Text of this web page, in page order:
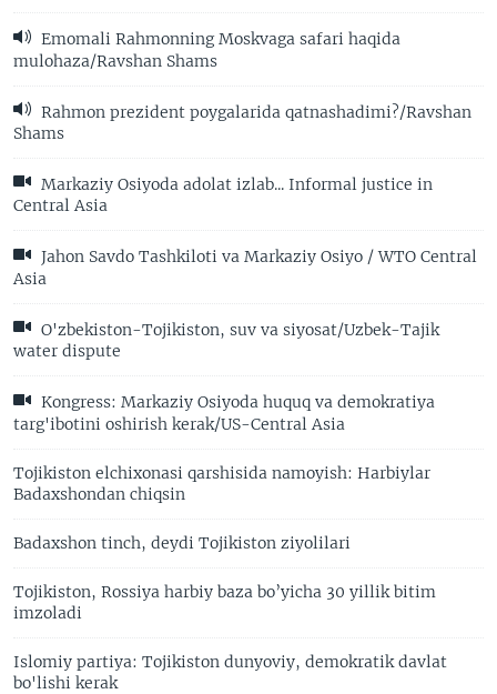
Emomali Rahmonning Moskvaga safari haqida
mulohaza/Ravshan Shams
Rahmon prezident poygalarida qatnashadimi?/Ravshan
Shams
Markaziy Osiyoda adolat izlab... Informal justice in
Central Asia
Jahon Savdo Tashkiloti va Markaziy Osiyo / WTO Central
Asia
O'zbekiston-Tojikiston, suv va siyosat/Uzbek-Tajik
water dispute
Kongress: Markaziy Osiyoda huquq va demokratiya
targ'ibotini oshirish kerak/US-Central Asia
Tojikiston elchixonasi qarshisida namoyish: Harbiylar
Badaxshondan chiqsin
Badaxshon tinch, deydi Tojikiston ziyolilari
Tojikiston, Rossiya harbiy baza bo’yicha 30 yillik bitim
imzoladi
Islomiy partiya: Tojikiston dunyoviy, demokratik davlat
bo'lishi kerak